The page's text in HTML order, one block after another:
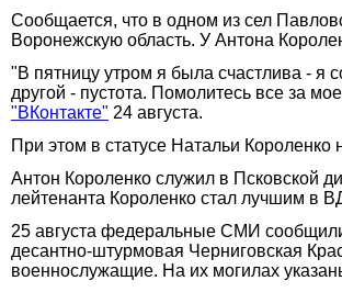
Сообщается, что в одном из сел
Воронежскую область. У Антона
"В пятницу утром я была счастлива -
другой - пустота. Помолитесь все за
"ВКонтакте" 24 августа.
При этом в статусе Натальи
Антон Короленко служил в Псковской
лейтенанта Короленко стал лучшим в
25 августа федеральные СМИ
десантно-штурмовая Черниговская
военнослужащие. На их могилах